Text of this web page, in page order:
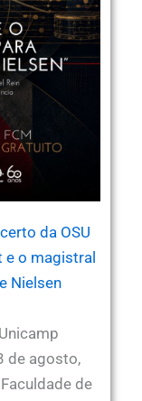
da OSU
e o magistral
Nielsen
de agosto,
de